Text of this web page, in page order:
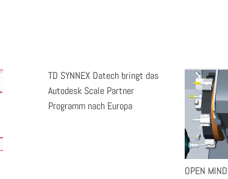
TD SYNNEX Datech bringt das
Autodesk Scale Partner
Programm nach Europa
OPEN